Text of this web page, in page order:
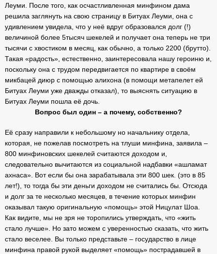
Леуми. После того, как осчастливленная минфином дама
решила заглянуть на свою страницу в Битуах Леуми, она с
удивлением увидела, что у неё вдруг образовался долг (!)
величиной более 5тысяч шекелей и получает она теперь не три
тысячи с хвостиком в месяц, как обычно, а только 2200 (брутто).
Такая «радость», естественно, заинтересовала нашу героиню и,
поскольку она с трудом передвигается по квартире в своём
микбацей диюр с помощью алихона (в помощи метапелет ей
Битуах Леуми уже дважды отказал), то выяснять ситуацию в
Битуах Леуми пошла её дочь.
Вопрос был один – а почему, собственно?
Её сразу направили к небольшому но начальнику отдела,
которая, не пожелав посмотреть на тлуши минфина, заявила –
800 минфиновских шекелей считаются доходом и,
следовательно вычитаются из социальной надбавки «ашламат
ахнаса». Вот если бы она зарабатывала эти 800 шек. (это в 85
лет!), то тогда бы эти деньги доходом не считались бы. Отсюда
и долг за те несколько месяцев, в течение которых минфин
оказывал такую оригинальную «помощь» этой Ницулат Шоа.
Как видите, мы не зря не торопились утверждать, что «жить
стало лучше». Но зато можем с уверенностью сказать, что жить
стало веселее. Вы только представьте – государство в лице
минфина правой рукой выделяет «помощь» пострадавшей в